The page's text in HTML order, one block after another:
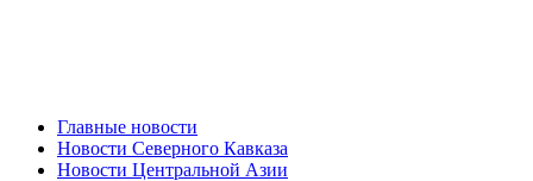
Главные новости
Новости Северного Кавказа
Новости Центральной Азии